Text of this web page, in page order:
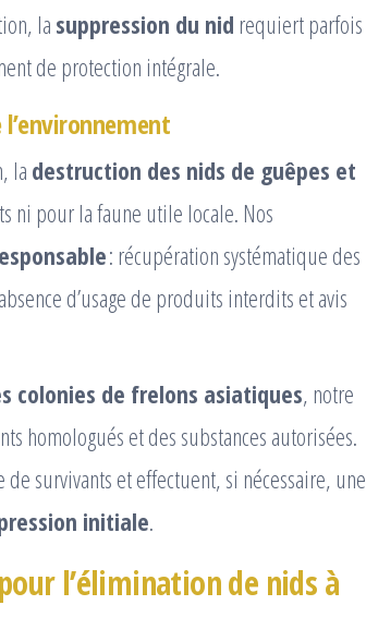
lasuppression du nid requiert parfois
de protection intégrale.
ladestruction des nids de guêpes et
ni pour la faune utile locale. Nos
: récupération systématique des
d’usage de produits interdits et avis
colonies de frelons asiatiques, notre
homologués et des substances autorisées.
survivants et effectuent, si nécessaire, une
initiale.
l’élimination de nids à